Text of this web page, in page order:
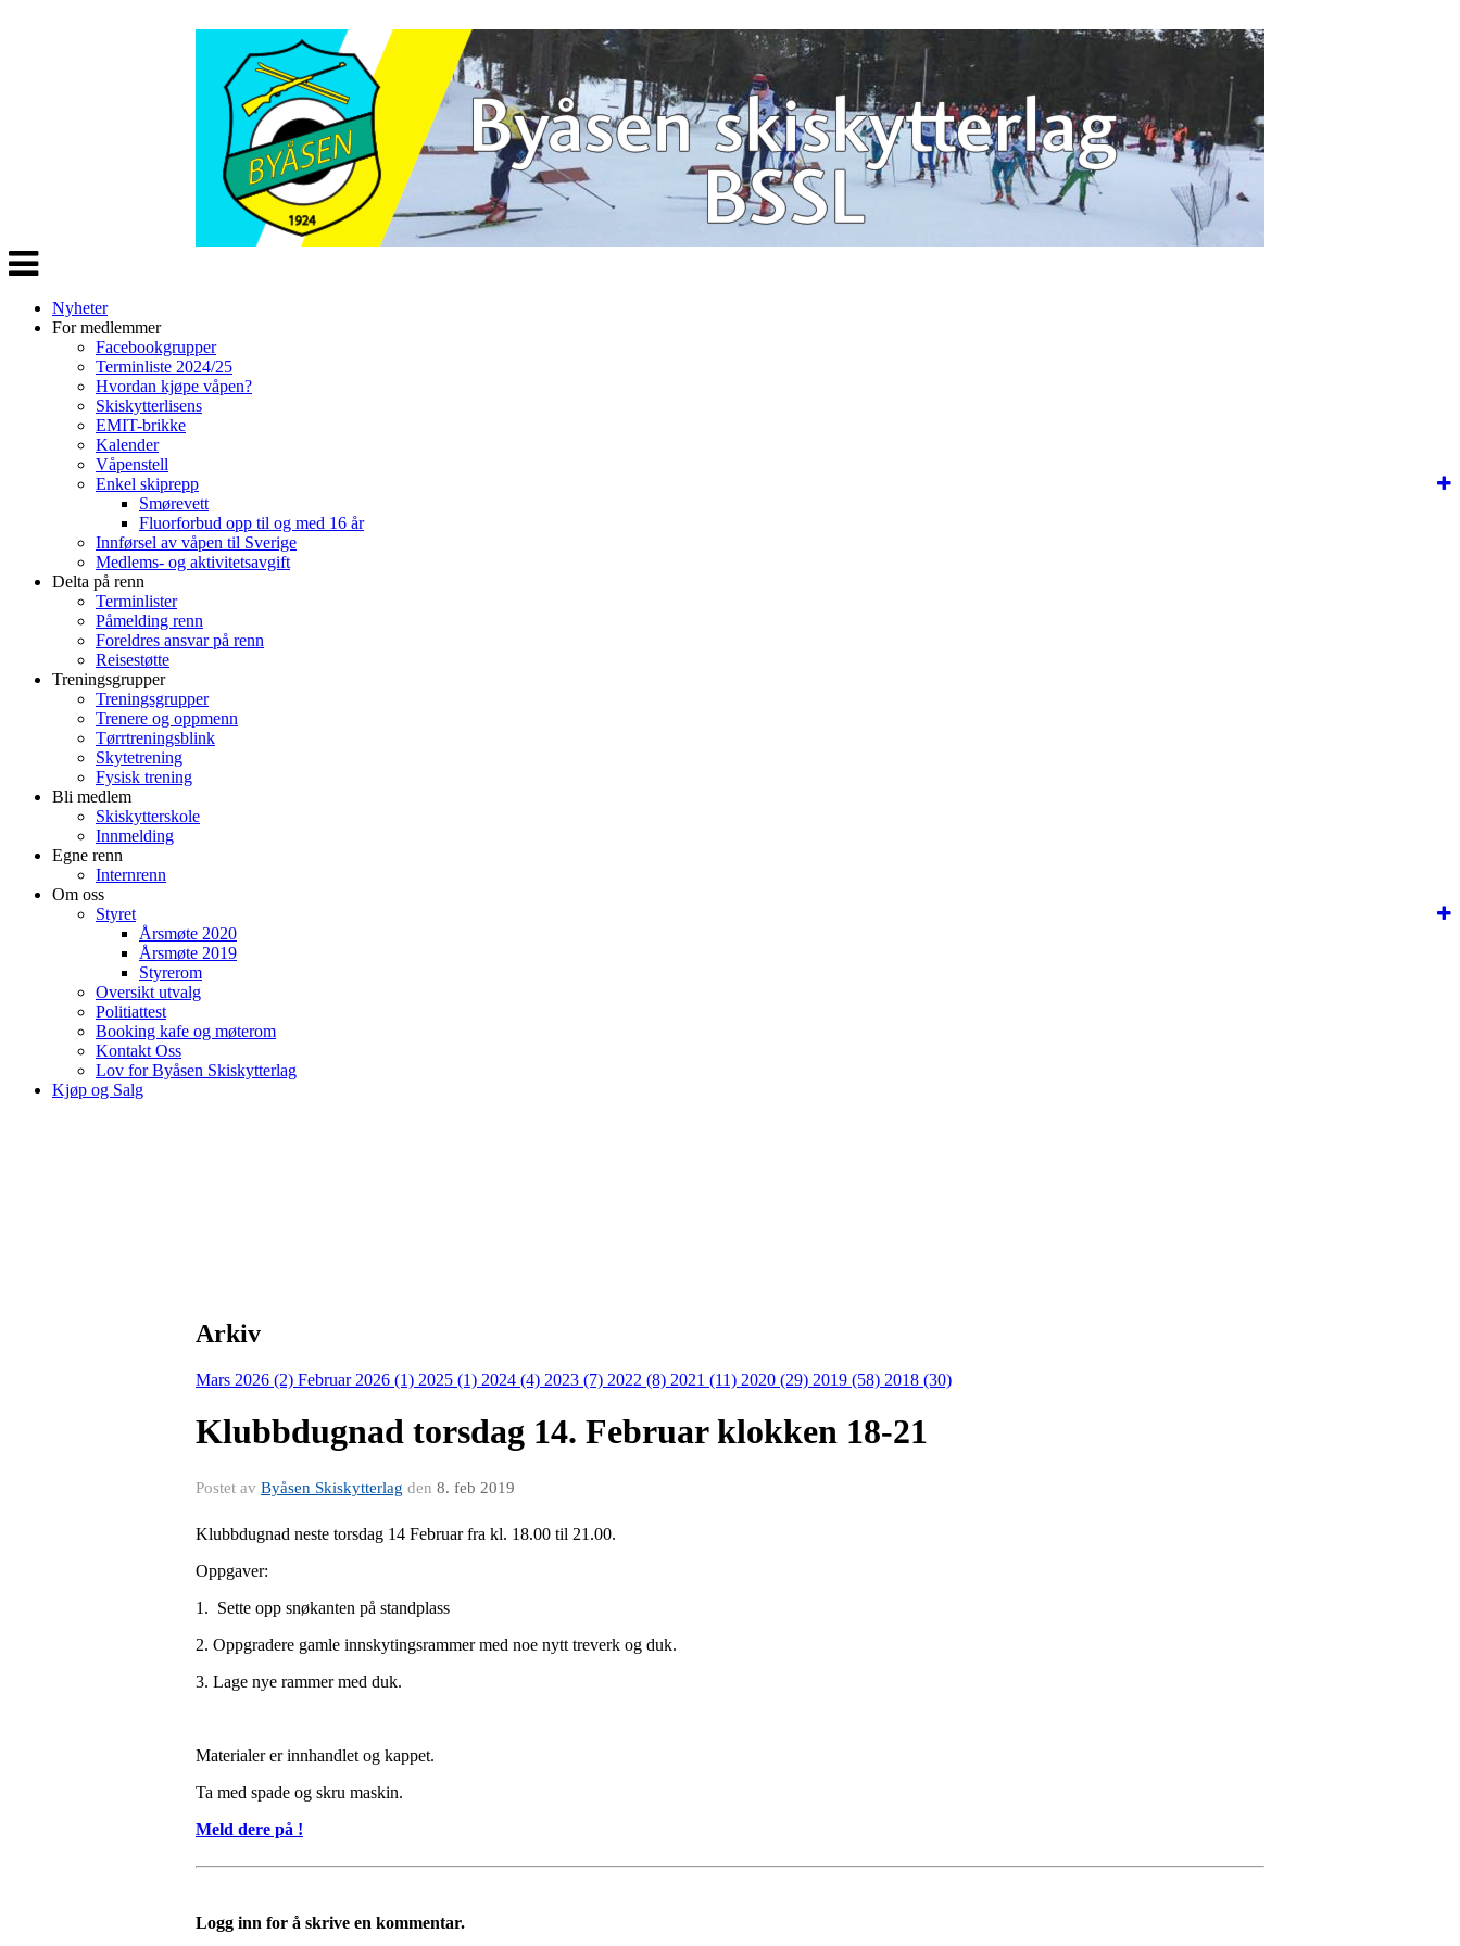
Veksle
navigasjon
Nyheter
For medlemmer
Facebookgrupper
Terminliste 2024/25
Hvordan kjøpe våpen?
Skiskytterlisens
EMIT-brikke
Kalender
Våpenstell
Enkel skiprepp
Smørevett
Fluorforbud opp til og med 16 år
Innførsel av våpen til Sverige
Medlems- og aktivitetsavgift
Delta på renn
Terminlister
Påmelding renn
Foreldres ansvar på renn
Reisestøtte
Treningsgrupper
Treningsgrupper
Trenere og oppmenn
Tørrtreningsblink
Skytetrening
Fysisk trening
Bli medlem
Skiskytterskole
Innmelding
Egne renn
Internrenn
Om oss
Styret
Årsmøte 2020
Årsmøte 2019
Styrerom
Oversikt utvalg
Politiattest
Booking kafe og møterom
Kontakt Oss
Lov for Byåsen Skiskytterlag
Kjøp og Salg
Arkiv
Mars 2026 (2) Februar 2026 (1) 2025 (1) 2024 (4) 2023 (7) 2022 (8) 2021 (11) 2020 (29) 2019 (58) 2018 (30)
Klubbdugnad torsdag 14. Februar klokken 18-21
Postet av Byåsen Skiskytterlag den 8. feb 2019
Klubbdugnad neste torsdag 14 Februar fra kl. 18.00 til 21.00.
Oppgaver:
1. Sette opp snøkanten på standplass
2. Oppgradere gamle innskytingsrammer med noe nytt treverk og duk.
3. Lage nye rammer med duk.
Materialer er innhandlet og kappet.
Ta med spade og skru maskin.
Meld dere på !
Logg inn for å skrive en kommentar.